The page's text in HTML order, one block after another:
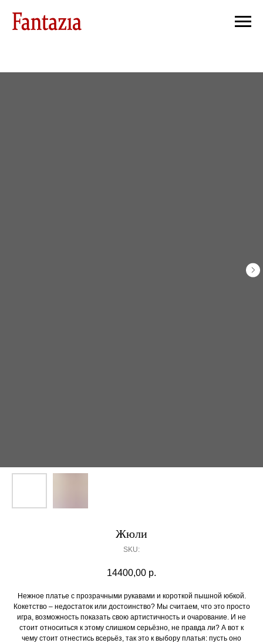
Жюли
SKU:
14400,00 р.
Нежное платье с прозрачными рукавами и короткой пышной юбкой.
Кокетство – недостаток или достоинство? Мы считаем, что это просто
игра, возможность показать свою артистичность и очарование. И не
стоит относиться к этому слишком серьёзно, не правда ли? А вот к
чему стоит отнестись всерьёз, так это к выбору платья: пусть оно